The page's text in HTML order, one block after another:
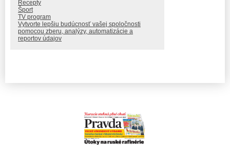
Recepty
Šport
TV program
Vytvorte lepšiu budúcnosť vašej spoločnosti
pomocou zberu, analýzy, automatizácie a
reportov údajov